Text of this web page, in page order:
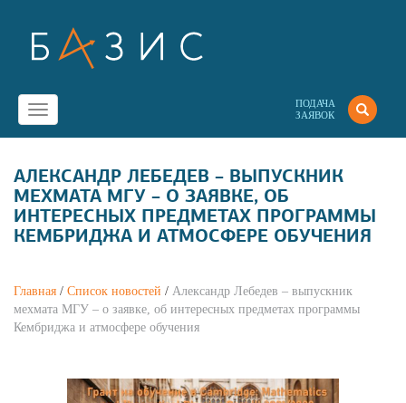
ПОДАЧА
ЗАЯВОК
Toggle
navigation
АЛЕКСАНДР ЛЕБЕДЕВ – ВЫПУСКНИК
МЕХМАТА МГУ – О ЗАЯВКЕ, ОБ
ИНТЕРЕСНЫХ ПРЕДМЕТАХ ПРОГРАММЫ
КЕМБРИДЖА И АТМОСФЕРЕ ОБУЧЕНИЯ
Главная / Список новостей / Александр Лебедев – выпускник
мехмата МГУ – о заявке, об интересных предметах программы
Кембриджа и атмосфере обучения